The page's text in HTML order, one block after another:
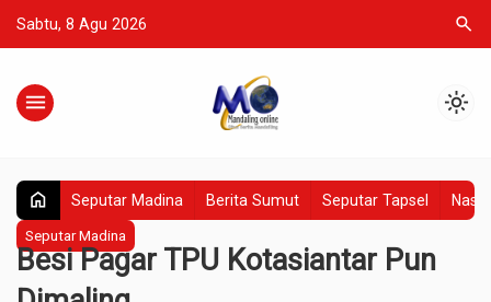
Sabtu, 8 Agu 2026 search
menu light_mode
home Seputar Madina Berita Sumut Seputar Tapsel
Seputar Madina
Besi Pagar TPU Kotasiantar Pun